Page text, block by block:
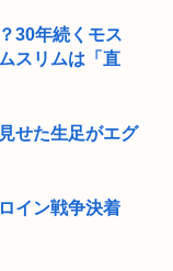
30年続くモス
スリムは「直
せた生足がエグ
イン戦争決着